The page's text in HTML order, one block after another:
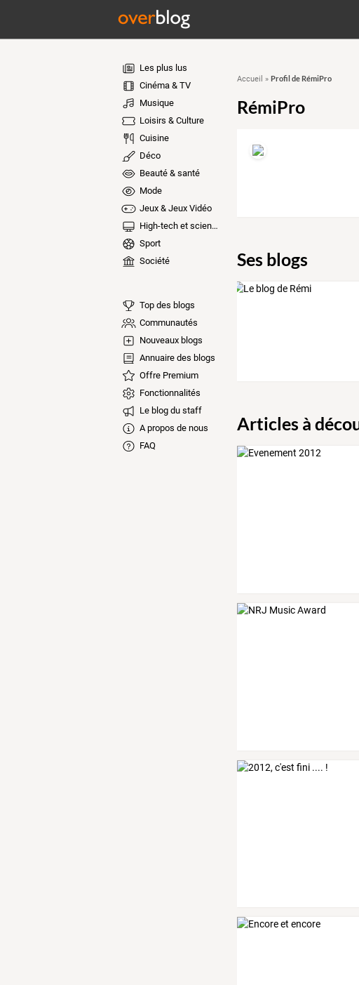
Les plus lus
Cinéma & TV
Musique
Loisirs & Culture
Cuisine
Déco
Beauté & santé
Mode
Jeux & Jeux Vidéo
High-tech et sciences
Sport
Société
Top des blogs
Communautés
Nouveaux blogs
Annuaire des blogs
Offre Premium
Fonctionnalités
Le blog du staff
A propos de nous
FAQ
Accueil » Profil de RémiPro
RémiPro
Ses blogs
Articles à